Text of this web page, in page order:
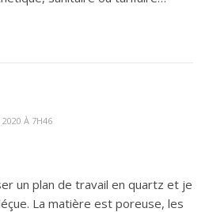
2020 À 7H46
un plan de travail en quartz et je
La matière est poreuse, les